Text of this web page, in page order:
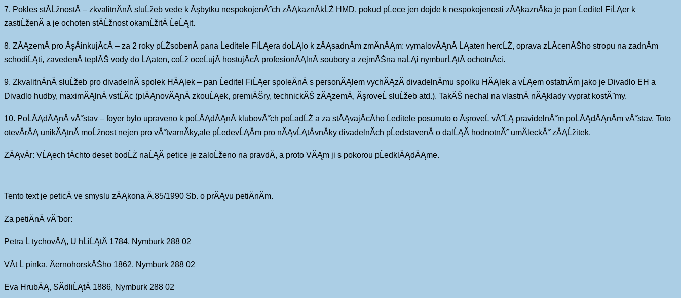
7. Pokles stĂ­ĹžnostĂ­ – zkvalitnÄnĂ­ sluĹžeb vede k Ăşbytku nespokojenĂ˝ch zĂĄkaznĂ­kĹŻ HMD, pokud pĹece jen dojde k nespokojenosti zĂĄkaznĂ­ka je pan Ĺeditel FiĹĄer k
zastiĹženĂ­ a je ochoten stĂ­Ĺžnost okamĹžitÄ ĹeĹĄit.
8. ZĂĄzemĂ­ pro ĂşÄinkujĂ­cĂ­ – za 2 roky pĹŻsobenĂ­ pana Ĺeditele FiĹĄera doĹĄlo k zĂĄsadnĂ­m zmÄnĂĄm: vymalovĂĄnĂ­ ĹĄaten hercĹŻ, oprava zĹĂ­cenĂŠho stropu na zadnĂ­m
schodiĹĄti, zavedenĂ­ teplĂŠ vody do ĹĄaten, coĹž oceĹujĂ­ hostujĂ­cĂ­ profesionĂĄlnĂ­ soubory a zejmĂŠna naĹĄi nymburĹĄtĂ­ ochotnĂ­ci.
9. ZkvalitnÄnĂ­ sluĹžeb pro divadelnĂ­ spolek HĂĄlek – pan Ĺeditel FiĹĄer spoleÄnÄ s personĂĄlem vychĂĄzĂ­ divadelnĂ­mu spolku HĂĄlek a vĹĄem ostatnĂ­m jako je Divadlo EH a
Divadlo hudby, maximĂĄlnÄ vstĹĂ­c (plĂĄnovĂĄnĂ­ zkouĹĄek, premiĂŠry, technickĂŠ zĂĄzemĂ­, ĂşroveĹ sluĹžeb atd.). TakĂŠ nechal na vlastnĂ­ nĂĄklady vyprat kostĂ˝my.
10. PoĹĂĄdĂĄnĂ­ vĂ˝stav – foyer bylo upraveno k poĹĂĄdĂĄnĂ­ klubovĂ˝ch poĹadĹŻ a za stĂĄvajĂ­cĂ­ho Ĺeditele posunuto o ĂşroveĹ vĂ˝ĹĄ pravidelnĂ˝m poĹĂĄdĂĄnĂ­m vĂ˝stav. Toto
otevĂ­rĂĄ unikĂĄtnĂ­ moĹžnost nejen pro vĂ˝tvarnĂ­ky,ale pĹedevĹĄĂ­m pro nĂĄvĹĄtÄvnĂ­ky divadelnĂ­ch pĹedstavenĂ­ o dalĹĄĂ­ hodnotnĂ˝ umÄleckĂ˝ zĂĄĹžitek.
ZĂĄvÄr: VĹĄech tÄchto deset bodĹŻ naĹĄĂ­ petice je zaloĹženo na pravdÄ, a proto VĂĄm ji s pokorou pĹedklĂĄdĂĄme.
Tento text je peticĂ­ ve smyslu zĂĄkona Ä.85/1990 Sb. o prĂĄvu petiÄnĂ­m.
Za petiÄnĂ­ vĂ˝bor:
Petra Ĺ tychovĂĄ, U hĹiĹĄtÄ 1784, Nymburk 288 02
VĂ­t Ĺ pinka, ÄernohorskĂŠho 1862, Nymburk 288 02
Eva HrubĂĄ, SĂ­dliĹĄtÄ 1886, Nymburk 288 02